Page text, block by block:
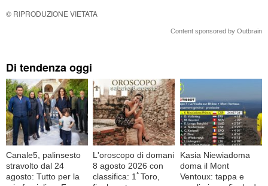
© RIPRODUZIONE VIETATA
Content sponsored by Outbrain
Di tendenza oggi
Canale5, palinsesto
stravolto dal 24
agosto: Tutto per la
L'oroscopo di domani
8 agosto 2026 con
classifica: 1ﾟToro,
Kasia Niewiadoma
doma il Mont
Ventoux: tappa e